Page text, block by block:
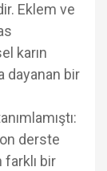
Eklem ve
karın
dayanan bir
derste
bir